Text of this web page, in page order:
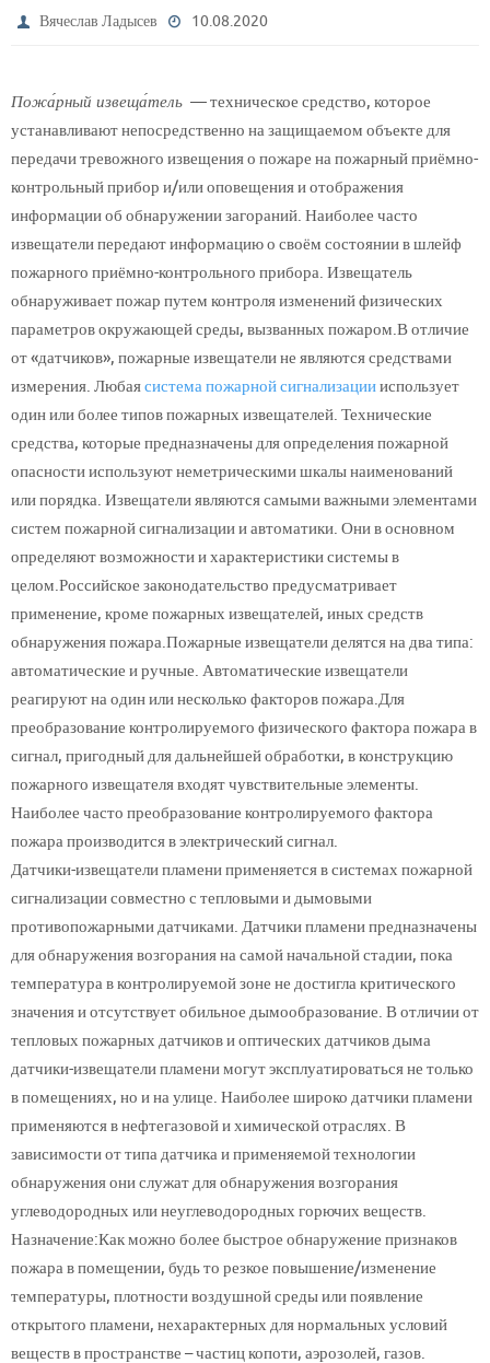
Вячеслав Ладысев 10.08.2020
Пожа́рный извеща́тель — техническое средство, которое
устанавливают непосредственно на защищаемом объекте для
передачи тревожного извещения о пожаре на пожарный приёмно-
контрольный прибор и/или оповещения и отображения
информации об обнаружении загораний. Наиболее часто
извещатели передают информацию о своём состоянии в шлейф
пожарного приёмно-контрольного прибора. Извещатель
обнаруживает пожар путем контроля изменений физических
параметров окружающей среды, вызванных пожаром.В отличие
от «датчиков», пожарные извещатели не являются средствами
измерения. Любаясистема пожарной сигнализациииспользует
один или более типов пожарных извещателей. Технические
средства, которые предназначены для определения пожарной
опасности используют неметрическими шкалы наименований
или порядка. Извещатели являются самыми важными элементами
систем пожарной сигнализации и автоматики. Они в основном
определяют возможности и характеристики системы в
целом.Российское законодательство предусматривает
применение, кроме пожарных извещателей, иных средств
обнаружения пожара.Пожарные извещатели делятся на два типа:
автоматические и ручные. Автоматические извещатели
реагируют на один или несколько факторов пожара.Для
преобразование контролируемого физического фактора пожара в
сигнал, пригодный для дальнейшей обработки, в конструкцию
пожарного извещателя входят чувствительные элементы.
Наиболее часто преобразование контролируемого фактора
пожара производится в электрический сигнал.
Датчики-извещатели пламени применяется в системах пожарной
сигнализации совместно с тепловыми и дымовыми
противопожарными датчиками. Датчики пламени предназначены
для обнаружения возгорания на самой начальной стадии, пока
температура в контролируемой зоне не достигла критического
значения и отсутствует обильное дымообразование. В отличии от
тепловых пожарных датчиков и оптических датчиков дыма
датчики-извещатели пламени могут эксплуатироваться не только
в помещениях, но и на улице. Наиболее широко датчики пламени
применяются в нефтегазовой и химической отраслях. В
зависимости от типа датчика и применяемой технологии
обнаружения они служат для обнаружения возгорания
углеводородных или неуглеводородных горючих веществ.
Назначение:Как можно более быстрое обнаружение признаков
пожара в помещении, будь то резкое повышение/изменение
температуры, плотности воздушной среды или появление
открытого пламени, нехарактерных для нормальных условий
веществ в пространстве – частиц копоти, аэрозолей, газов.